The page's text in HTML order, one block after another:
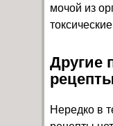
мочой из
Другие
Нередко в